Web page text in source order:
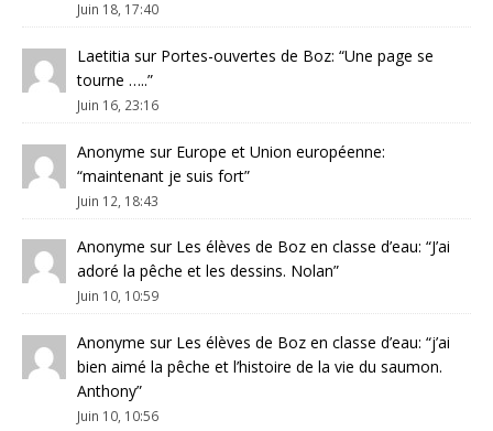
Juin 18, 17:40
Laetitia sur Portes-ouvertes de Boz: “Une page se
tourne …..”
Juin 16, 23:16
Anonyme sur Europe et Union européenne:
“maintenant je suis fort”
Juin 12, 18:43
Anonyme sur Les élèves de Boz en classe d’eau: “J’ai
adoré la pêche et les dessins. Nolan”
Juin 10, 10:59
Anonyme sur Les élèves de Boz en classe d’eau: “j’ai
bien aimé la pêche et l’histoire de la vie du saumon.
Anthony”
Juin 10, 10:56